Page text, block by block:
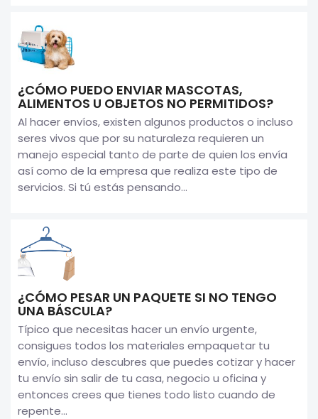
¿CÓMO PUEDO ENVIAR MASCOTAS,
ALIMENTOS U OBJETOS NO PERMITIDOS?
Al hacer envíos, existen algunos productos o incluso
seres vivos que por su naturaleza requieren un
manejo especial tanto de parte de quien los envía
así como de la empresa que realiza este tipo de
servicios. Si tú estás pensando...
¿CÓMO PESAR UN PAQUETE SI NO TENGO
UNA BÁSCULA?
Típico que necesitas hacer un envío urgente,
consigues todos los materiales empaquetar tu
envío, incluso descubres que puedes cotizar y hacer
tu envío sin salir de tu casa, negocio u oficina y
entonces crees que tienes todo listo cuando de
repente...